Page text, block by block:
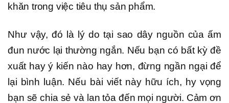
khăn trong việc tiêu thụ sản phẩm.
Như vậy, đó là lý do tại sao dây nguồn của ấm
đun nước lại thường ngắn. Nếu bạn có bất kỳ đề
xuất hay ý kiến nào hay hơn, đừng ngần ngại để
lại bình luận. Nếu bài viết này hữu ích, hy vọng
bạn sẽ chia sẻ và lan tỏa đến mọi người. Cảm ơn